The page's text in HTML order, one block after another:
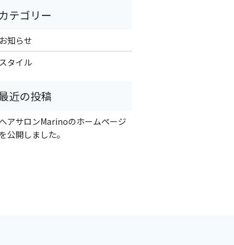
お知らせ
スタイル
ヘアサロンMarinoのホームページ
を公開しました。